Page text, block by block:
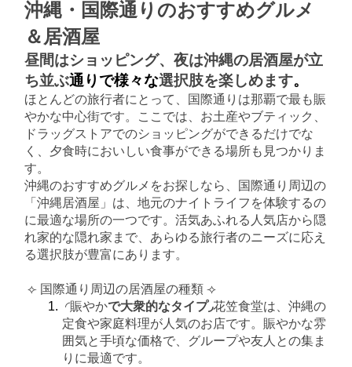
沖縄・国際通りのおすすめグルメ
＆居酒屋
昼間はショッピング、夜は沖縄の居酒屋が立
ち並ぶ通りで様々な選択肢を楽しめます。
ほとんどの旅行者にとって、国際通りは那覇で最も賑
やかな中心街です。ここでは、お土産やブティック、
ドラッグストアでのショッピングができるだけでな
く、夕食時においしい食事ができる場所も見つかりま
す。
沖縄のおすすめグルメをお探しなら、国際通り周辺の
「沖縄居酒屋」は、地元のナイトライフを体験するの
に最適な場所の一つです。活気あふれる人気店から隠
れ家的な隠れ家まで、あらゆる旅行者のニーズに応え
る選択肢が豊富にあります。
⟣ 国際通り周辺の居酒屋の種類 ⟢
◜賑やかで大衆的なタイプ◞花笠食堂は、沖縄の
定食や家庭料理が人気のお店です。賑やかな雰
囲気と手頃な価格で、グループや友人との集ま
りに最適です。